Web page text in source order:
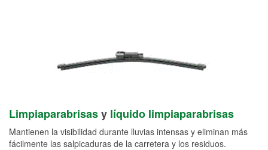
Limpiaparabrisasy líquido limpiaparabrisas
Mantienen la visibilidad durante lluvias intensas y eliminan más
fácilmente las salpicaduras de la carretera y los residuos.